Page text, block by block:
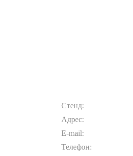
Стенд:
Адрес:
E-mail:
Телефон: